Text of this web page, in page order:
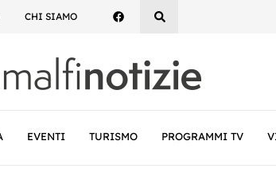
CHI SIAMO
EVENTI TURISMO PROGRAMMI TV